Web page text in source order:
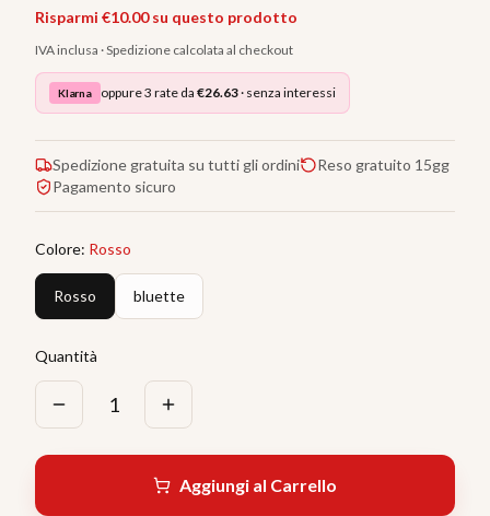
Risparmi €10.00su questo prodotto
IVA inclusa · Spedizione calcolata al checkout
Klarna oppure 3 rate da €26.63· senza interessi
Spedizione gratuita su tutti gli ordini
Reso gratuito 15gg
Pagamento sicuro
Colore: Rosso
Rosso bluette
Quantità
1
Aggiungi al Carrello